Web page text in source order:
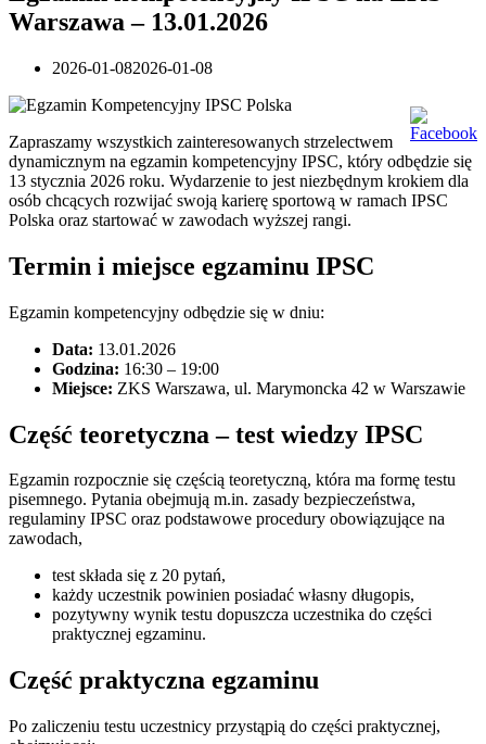
Warszawa – 13.01.2026
2026-01-082026-01-08
Zapraszamy wszystkich zainteresowanych strzelectwem
dynamicznym na egzamin kompetencyjny IPSC, który odbędzie się
13 stycznia 2026 roku. Wydarzenie to jest niezbędnym krokiem dla
osób chcących rozwijać swoją karierę sportową w ramach IPSC
Polska oraz startować w zawodach wyższej rangi.
Termin i miejsce egzaminu IPSC
Egzamin kompetencyjny odbędzie się w dniu:
Data: 13.01.2026
Godzina: 16:30 – 19:00
Miejsce: ZKS Warszawa, ul. Marymoncka 42 w Warszawie
Część teoretyczna – test wiedzy IPSC
Egzamin rozpocznie się częścią teoretyczną, która ma formę testu
pisemnego. Pytania obejmują m.in. zasady bezpieczeństwa,
regulaminy IPSC oraz podstawowe procedury obowiązujące na
zawodach,
test składa się z 20 pytań,
każdy uczestnik powinien posiadać własny długopis,
pozytywny wynik testu dopuszcza uczestnika do części
praktycznej egzaminu.
Część praktyczna egzaminu
Po zaliczeniu testu uczestnicy przystąpią do części praktycznej,